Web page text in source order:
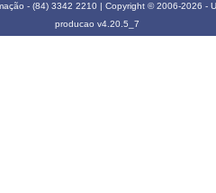
- (84) 3342 2210 | Copyright © 2006-2026 -
producao v4.20.5_7